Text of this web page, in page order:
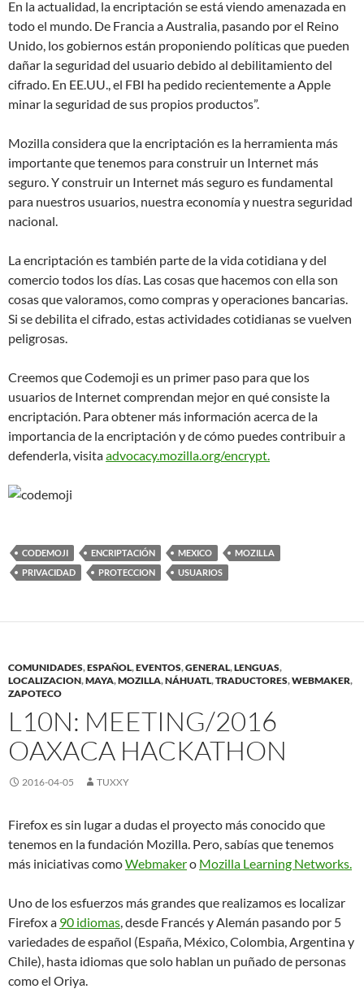
En la actualidad, la encriptación se está viendo amenazada en
todo el mundo. De Francia a Australia, pasando por el Reino
Unido, los gobiernos están proponiendo políticas que pueden
dañar la seguridad del usuario debido al debilitamiento del
cifrado. En EE.UU., el FBI ha pedido recientemente a Apple
minar la seguridad de sus propios productos”.
Mozilla considera que la encriptación es la herramienta más
importante que tenemos para construir un Internet más
seguro. Y construir un Internet más seguro es fundamental
para nuestros usuarios, nuestra economía y nuestra seguridad
nacional.
La encriptación es también parte de la vida cotidiana y del
comercio todos los días. Las cosas que hacemos con ella son
cosas que valoramos, como compras y operaciones bancarias.
Si se debilita el cifrado, estas actividades cotidianas se vuelven
peligrosas.
Creemos que Codemoji es un primer paso para que los
usuarios de Internet comprendan mejor en qué consiste la
encriptación. Para obtener más información acerca de la
importancia de la encriptación y de cómo puedes contribuir a
defenderla, visitaadvocacy.mozilla.org/encrypt.
CODEMOJI ENCRIPTACIÓN MEXICO
MOZILLA
PRIVACIDAD
PROTECCION USUARIOS
COMUNIDADES,ESPAÑOL,EVENTOS,GENERAL,LENGUAS,
LOCALIZACION,MAYA,MOZILLA,NÁHUATL,TRADUCTORES,WEBMAKER,
ZAPOTECO
L10N: MEETING/2016
OAXACA HACKATHON
2016-04-05 TUXXY
Firefox es sin lugar a dudas el proyecto más conocido que
tenemos en la fundación Mozilla. Pero, sabías que tenemos
más iniciativas comoWebmakero Mozilla Learning Networks.
Uno de los esfuerzos más grandes que realizamos es localizar
Firefox a 90 idiomas , desde Francés y Alemán pasando por 5
variedades de español (España, México, Colombia, Argentina y
Chile), hasta idiomas que solo hablan un puñado de personas
como el Oriya.